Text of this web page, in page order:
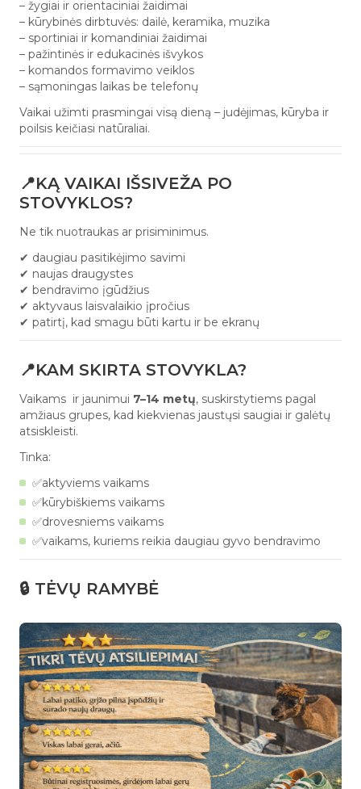
– žygiai ir orientaciniai žaidimai
– kūrybinės dirbtuvės: dailė, keramika, muzika
– sportiniai ir komandiniai žaidimai
– pažintinės ir edukacinės išvykos
– komandos formavimo veiklos
– sąmoningas laikas be telefonų
Vaikai užimti prasmingai visą dieną – judėjimas, kūryba ir
poilsis keičiasi natūraliai.
📍KĄ VAIKAI IŠSIVEŽA PO
STOVYKLOS?
Ne tik nuotraukas ar prisiminimus.
✔ daugiau pasitikėjimo savimi
✔ naujas draugystes
✔ bendravimo įgūdžius
✔ aktyvaus laisvalaikio įpročius
✔ patirtį, kad smagu būti kartu ir be ekranų
📍KAM SKIRTA STOVYKLA?
Vaikams ir jaunimui 7–14 metų, suskirstytiems pagal
amžiaus grupes, kad kiekvienas jaustųsi saugiai ir galėtų
atsiskleisti.
Tinka:
✅aktyviems vaikams
✅kūrybiškiems vaikams
✅drovesniems vaikams
✅vaikams, kuriems reikia daugiau gyvo bendravimo
🔒 TĖVŲ RAMYBĖ